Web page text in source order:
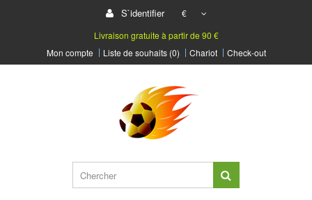
S`identifier
€
Livraison gratuite à partir de 90 €
Mon compte
Liste de souhaits (0) Chariot Check-out